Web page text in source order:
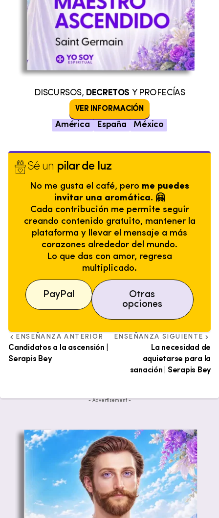
DISCURSOS, DECRETOS Y PROFECÍAS
VER INFORMACIÓN
América España México
Sé un pilar de luz
No me gusta el café, pero me puedes
invitar una aromática. 🤗
Cada contribución me permite seguir
creando contenido gratuito, mantener la
plataforma y llevar el mensaje a más
corazones alrededor del mundo.
Lo que das con amor, regresa
multiplicado.
PayPal
Otras
opciones
ENSEÑANZA ANTERIOR
Candidatos a la ascensión |
Serapis Bey
ENSEÑANZA SIGUIENTE
La necesidad de
aquietarse para la
sanación | Serapis Bey
- Advertisement -